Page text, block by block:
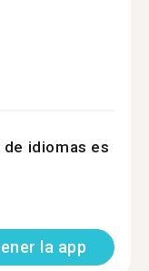
idiomas es
la app